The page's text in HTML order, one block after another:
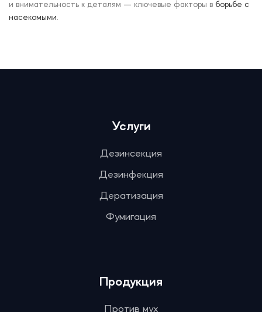
и внимательность к деталям — ключевые факторы в борьбе с
насекомыми.
Услуги
Дезинсекция
Дезинфекция
Дератизация
Фумигация
Продукция
Против мух